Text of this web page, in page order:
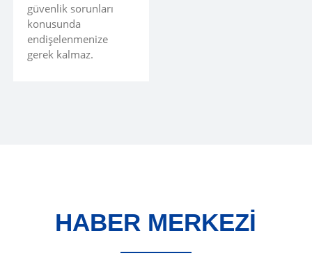
güvenlik sorunları
konusunda
endişelenmenize
gerek kalmaz.
HABER MERKEZİ